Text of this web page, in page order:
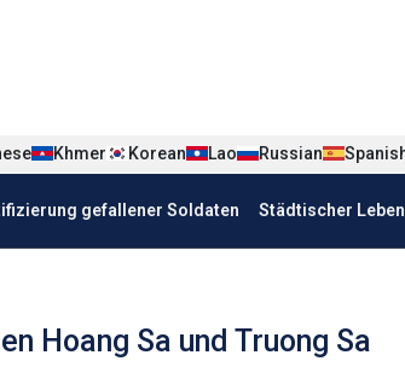
Khmer Korean Lao Russian
gefallener Soldaten Städtischer
Hoang Sa und Truong Sa